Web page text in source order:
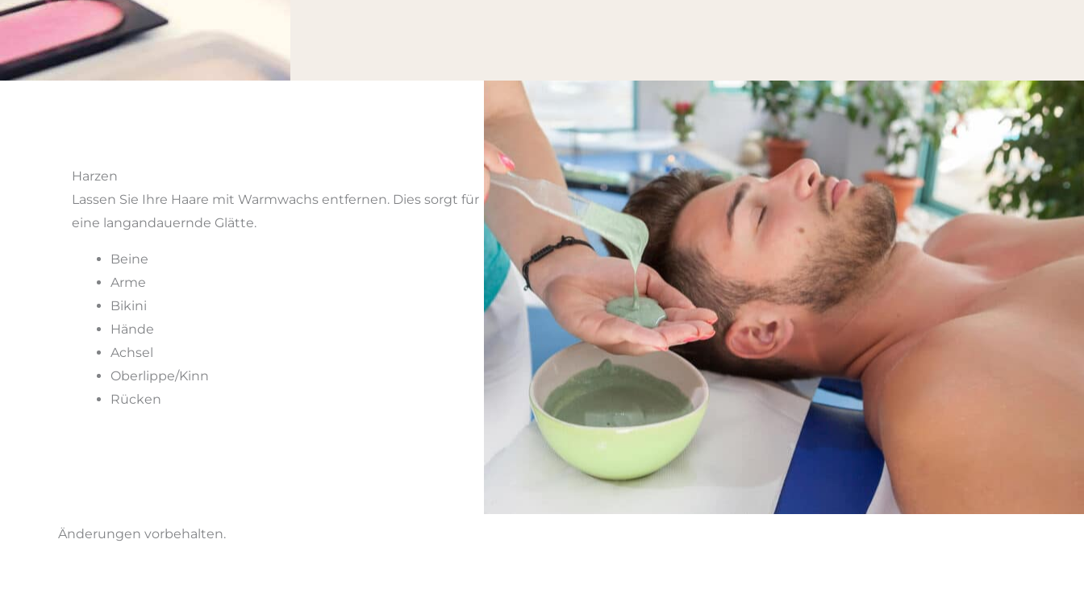
Harzen
Lassen Sie Ihre Haare mit Warmwachs entfernen. Dies sorgt für
eine langandauernde Glätte.
Beine
Arme
Bikini
Hände
Achsel
Oberlippe/Kinn
Rücken
Änderungen vorbehalten.